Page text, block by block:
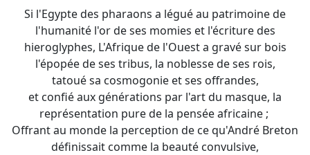
Si l'Egypte des pharaons a légué au patrimoine de
l'humanité l'or de ses momies et l'écriture des
hieroglyphes, L'Afrique de l'Ouest a gravé sur bois
l'épopée de ses tribus, la noblesse de ses rois,
tatoué sa cosmogonie et ses offrandes,
et confié aux générations par l'art du masque, la
représentation pure de la pensée africaine ;
Offrant au monde la perception de ce qu'André Breton
définissait comme la beauté convulsive,